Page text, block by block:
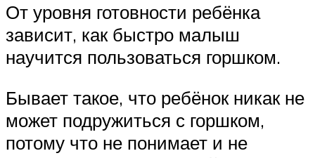
От уровня готовности ребёнка
зависит, как быстро малыш
научится пользоваться горшком.
Бывает такое, что ребёнок никак не
может подружиться с горшком,
потому что не понимает и не